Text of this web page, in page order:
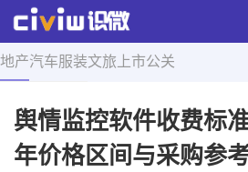
地产汽车服装文旅 上市公关
首页 > 舆情导航 > 正文
舆情监控软件收费标
年价格区间与采购参